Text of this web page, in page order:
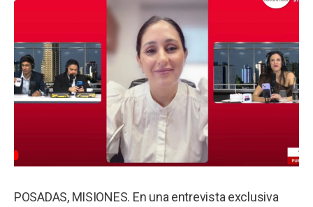
POSADAS, MISIONES. En una entrevista exclusiva